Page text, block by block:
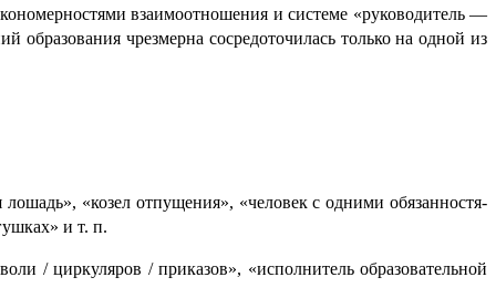
взаимо­от­но­ше­ния и системе «руководитель —
чрезмерна сосредоточилась только на одной из
«козел отпущения», «человек с одними обязан­но­стя­
и т. п.
/ циркуляров / приказов», «исполнитель образо­ва­тель­ной